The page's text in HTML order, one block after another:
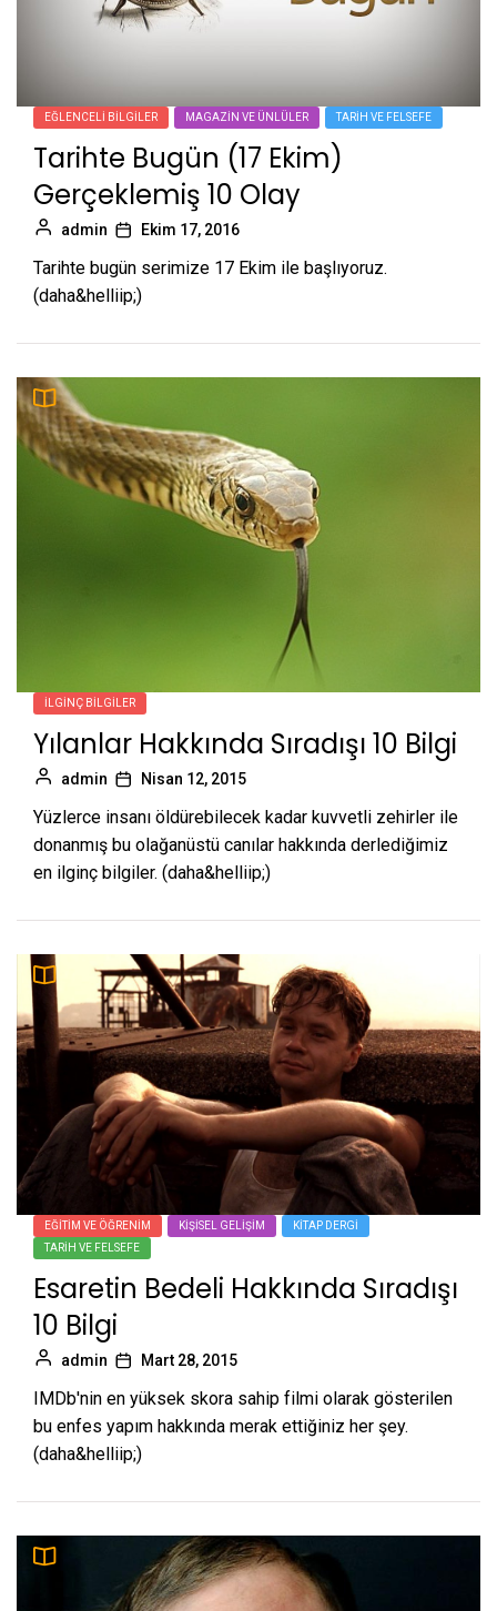
EĞLENCELI BILGILER MAGAZIN VE ÜNLÜLER TARIH VE FELSEFE
Tarihte Bugün (17 Ekim)
Gerçeklemiş 10 Olay
admin Ekim 17, 2016
Tarihte bugün serimize 17 Ekim ile başlıyoruz.
(daha&helliip;)
İLGINÇ BILGILER
Yılanlar Hakkında Sıradışı 10 Bilgi
admin Nisan 12, 2015
Yüzlerce insanı öldürebilecek kadar kuvvetli zehirler ile
donanmış bu olağanüstü canılar hakkında derlediğimiz
en ilginç bilgiler. (daha&helliip;)
EĞITIM VE ÖĞRENIM KIŞISEL GELIŞIM
KITAP DERGI
TARIH VE FELSEFE
Esaretin Bedeli Hakkında Sıradışı
10 Bilgi
admin Mart 28, 2015
IMDb'nin en yüksek skora sahip filmi olarak gösterilen
bu enfes yapım hakkında merak ettiğiniz her şey.
(daha&helliip;)